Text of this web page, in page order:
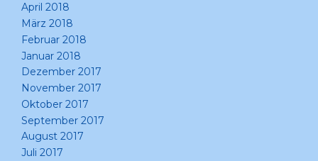
April 2018
März 2018
Februar 2018
Januar 2018
Dezember 2017
November 2017
Oktober 2017
September 2017
August 2017
Juli 2017